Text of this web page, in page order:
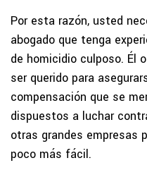
Por esta razón, usted
abogado que tenga
de homicidio culposo. Él
ser querido para
compensación que se
dispuestos a luchar
otras grandes empresas
poco más fácil.